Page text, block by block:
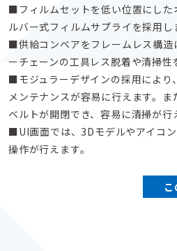
フィルムセットを低い位置にし
ルバー式フィルムサプライを採用し
供給コンベアをフレームレス構
ーチェーンの工具レス脱着や清掃性
モジュラーデザインの採用により
メンテナンスが容易に行えます。
ベルトが開閉でき、容易に清掃が行
UI画面では、3Dモデルやアイコ
操作が行えます。